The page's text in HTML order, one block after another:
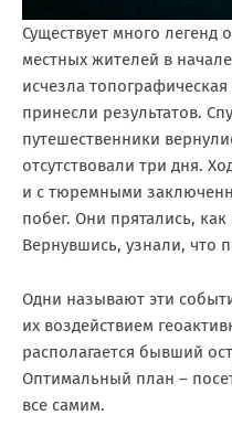
Существует много легенд
местных жителей в
исчезла
принесли результатов.
путешественники
отсутствовали три дня.
и с тюремными
побег. Они прятались,
Вернувшись, узнали, что
Одни называют эти
их воздействием
располагается бывший
Оптимальный план –
все самим.